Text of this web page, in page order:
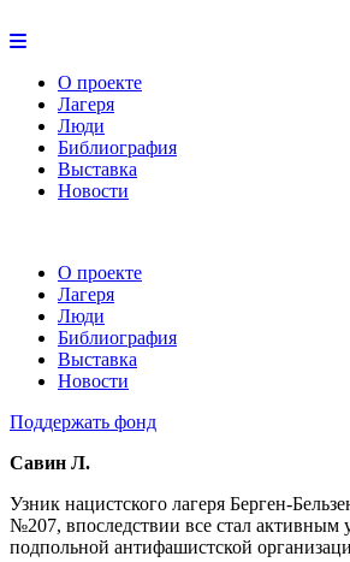
О проекте
Лагеря
Люди
Библиография
Выставка
Новости
О проекте
Лагеря
Люди
Библиография
Выставка
Новости
Поддержать фонд
Савин Л.
Узник нацистского лагеря Берген-
№207, впоследствии все стал активным
подпольной антифашистской